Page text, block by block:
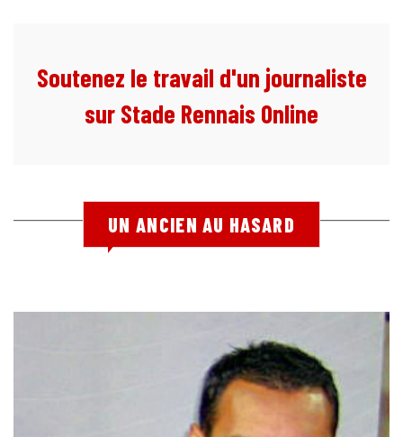
Soutenez le travail d'un journaliste
sur Stade Rennais Online
UN ANCIEN AU HASARD